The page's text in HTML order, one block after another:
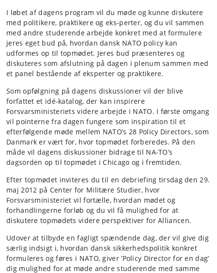
I løbet af dagens program vil du møde og kunne diskutere
med politikere, praktikere og eks-perter, og du vil sammen
med andre studerende arbejde konkret med at formulere
jeres eget bud på, hvordan dansk NATO policy kan
udformes op til topmødet. Jeres bud præsenteres og
diskuteres som afslutning på dagen i plenum sammen med
et panel bestående af eksperter og praktikere.
Som opfølgning på dagens diskussioner vil der blive
forfattet et idé-katalog, der kan inspirere
Forsvarsministeriets videre arbejde i NATO. I første omgang
vil pointerne fra dagen fungere som inspiration til et
efterfølgende møde mellem NATO’s 28 Policy Directors, som
Danmark er vært for, hvor topmødet forberedes. På den
måde vil dagens diskussioner bidrage til NA-TO’s
dagsorden op til topmødet i Chicago og i fremtiden.
Efter topmødet inviteres du til en debriefing tirsdag den 29.
maj 2012 på Center for Militære Studier, hvor
Forsvarsministeriet vil fortælle, hvordan mødet og
forhandlingerne forløb og du vil få mulighed for at
diskutere topmødets videre perspektiver for Alliancen.
Udover at tilbyde en fagligt spændende dag, der vil give dig
særlig indsigt i, hvordan dansk sikkerhedspolitik konkret
formuleres og føres i NATO, giver ’Policy Director for en dag’
dig mulighed for at møde andre studerende med samme